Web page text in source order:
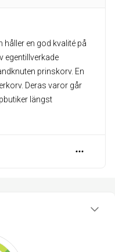
en god kvalité på
egentillverkade
prinskorv. En
Deras varor går
längst